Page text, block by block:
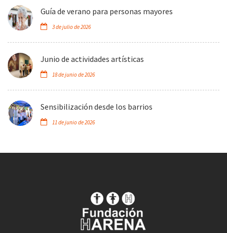
Guía de verano para personas mayores
3 de julio de 2026
Junio de actividades artísticas
18 de junio de 2026
Sensibilización desde los barrios
11 de junio de 2026